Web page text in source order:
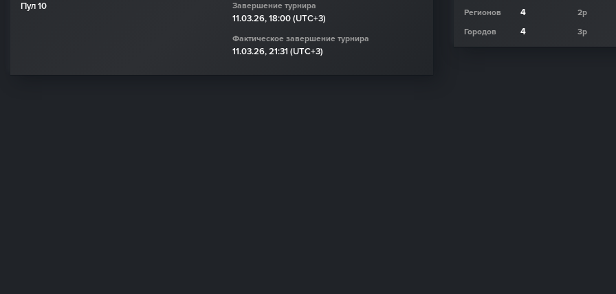
Пул 10 Завершение турнира
11.03.26, 18:00 (UTC+3)
Фактическое завершение турнира
11.03.26, 21:31 (UTC+3)
Регионов 4
Городов 4
2р
3р